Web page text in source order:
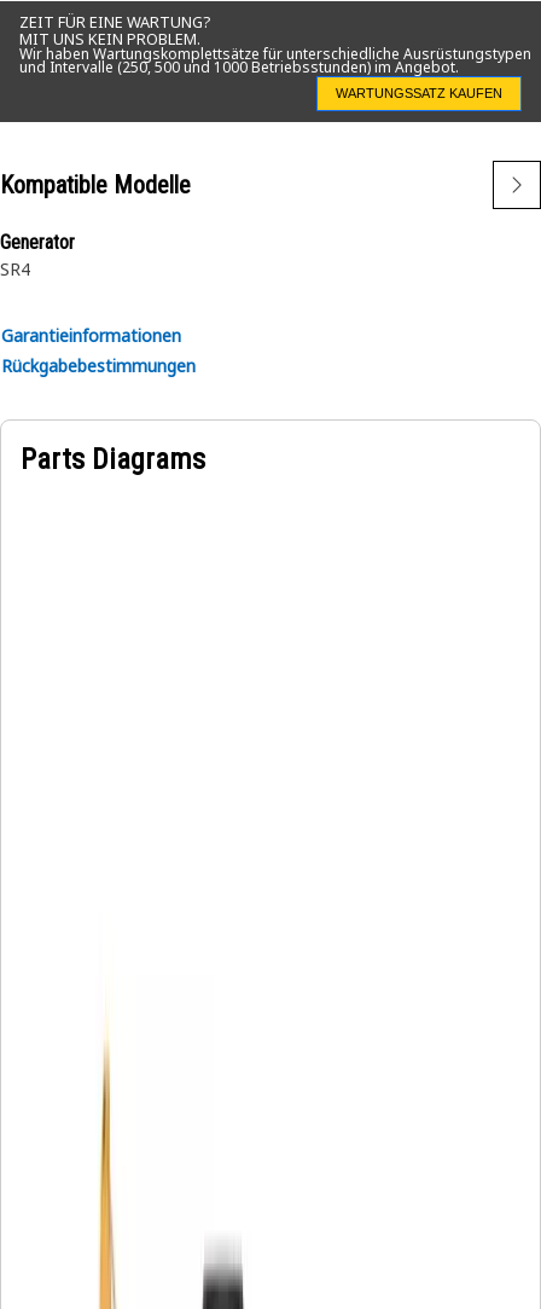
ZEIT FÜR EINE WARTUNG?
MIT UNS KEIN PROBLEM.
Wir haben Wartungskomplettsätze für unterschiedliche Ausrüstungstypen
und Intervalle (250, 500 und 1000 Betriebsstunden) im Angebot.
WARTUNGSSATZ KAUFEN
Kompatible Modelle
Generator
SR4
Garantieinformationen
Rückgabebestimmungen
Parts Diagrams